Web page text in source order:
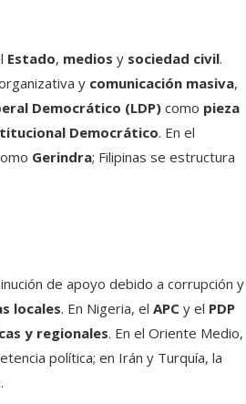
Estado, medios y sociedad civil.
y comunicación masiva,
Democrático (LDP) como pieza
Democrático. En el
Gerindra; Filipinas se estructura
de apoyo debido a corrupción y
locales. En Nigeria, el APC y el PDP
y regionales. En el Oriente Medio,
política; en Irán y Turquía, la